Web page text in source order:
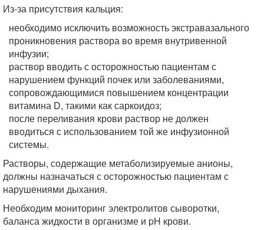
Из-за присутствия кальция:
необходимо исключить возможность экстравазального
проникновения раствора во время внутривенной
инфузии;
раствор вводить с осторожностью пациентам с
нарушением функций почек или заболеваниями,
сопровождающимися повышением концентрации
витамина D, такими как саркоидоз;
после переливания крови раствор не должен
вводиться с использованием той же инфузионной
системы.
Растворы, содержащие метаболизируемые анионы,
должны назначаться с осторожностью пациентам с
нарушениями дыхания.
Необходим мониторинг электролитов сыворотки,
баланса жидкости в организме и pH крови.